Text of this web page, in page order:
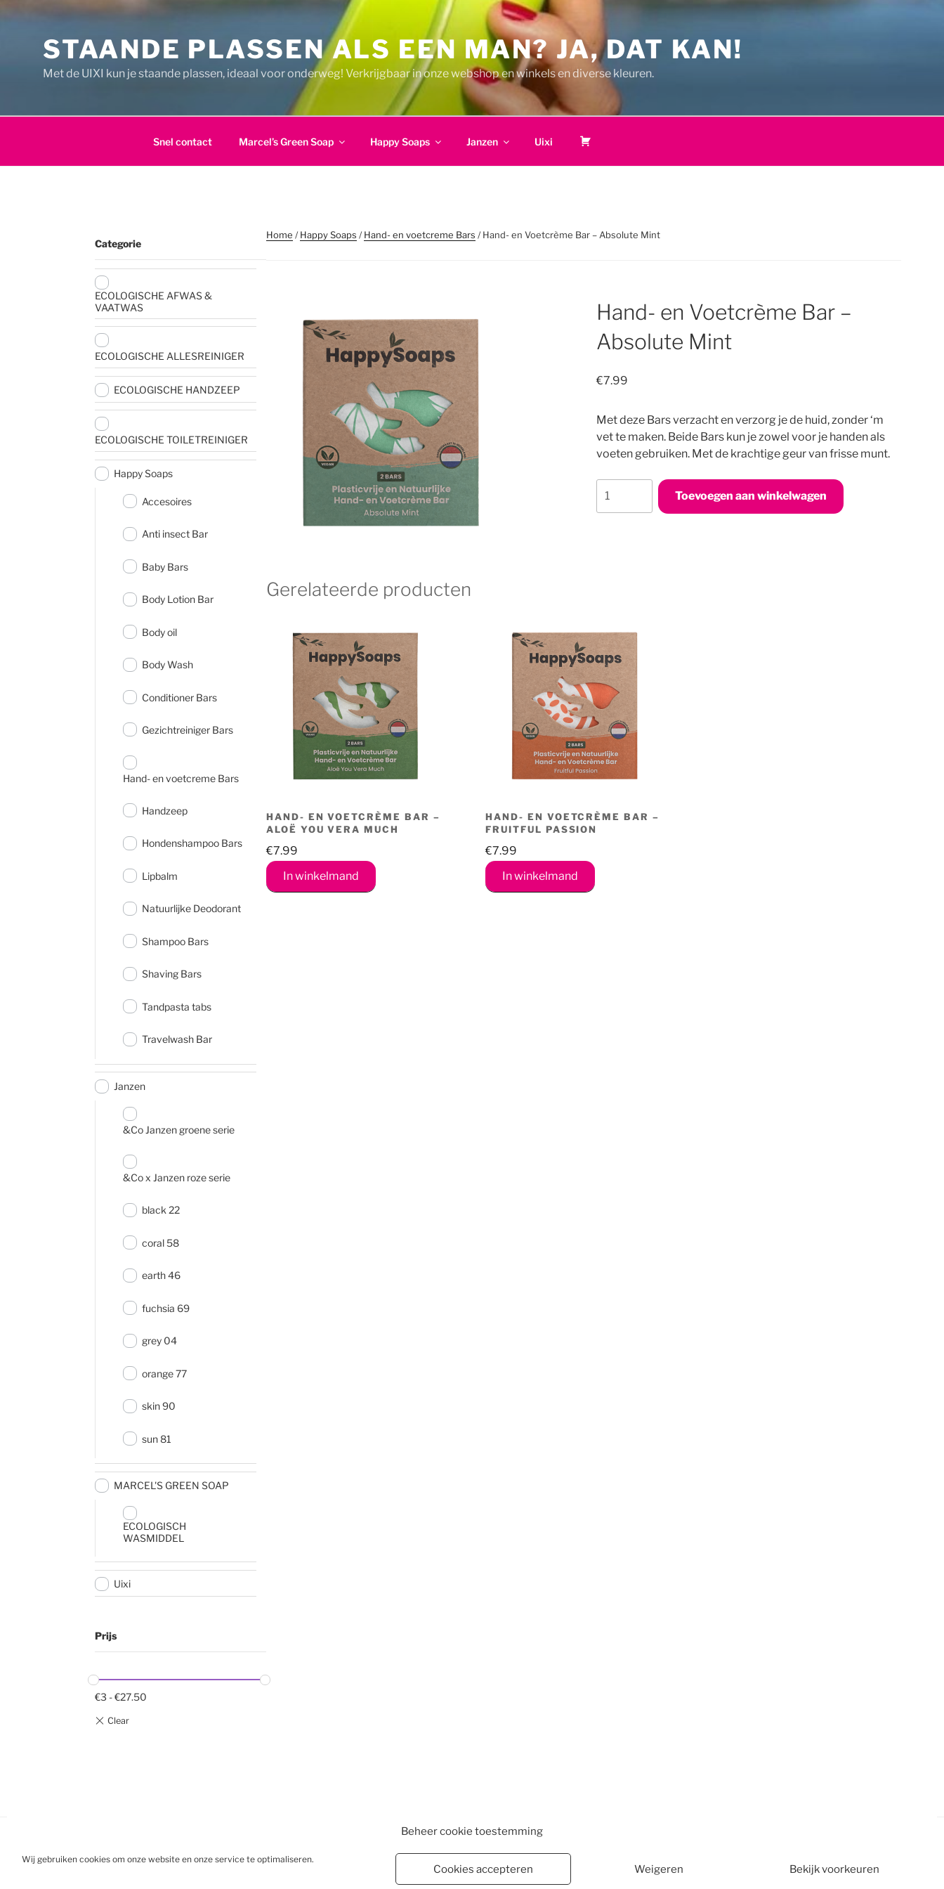
Beheer cookie toestemming
Wij gebruiken cookies om onze website en onze service te optimaliseren.
Cookies accepteren Weigeren Bekijk voorkeuren
STAANDE PLASSEN ALS EEN MAN? JA, DAT KAN!
Met de UIXI kun je staande plassen, ideaal voor onderweg! Verkrijgbaar in onze webshop en winkels en diverse kleuren.
Snel contact Marcel’s Green Soap Happy Soaps Janzen Uixi
W
Home /Happy Soaps /Hand- en voetcreme Bars / Hand- en Voetcrème Bar – Absolute Mint
Hand- en Voetcrème Bar –
Absolute Mint
€7.99
Met deze Bars verzacht en verzorg je de huid, zonder ‘m
vet te maken. Beide Bars kun je zowel voor je handen als
voeten gebruiken. Met de krachtige geur van frisse munt.
en
Toevoegen aan winkelwagen
Gerelateerde producten
HAND- EN VOETCRÈME BAR –
ALOË YOU VERA MUCH
€7.99
In winkelmand
HAND- EN VOETCRÈME BAR –
FRUITFUL PASSION
€7.99
In winkelmand
Categorie
ECOLOGISCHE AFWAS &
VAATWAS
ECOLOGISCHE ALLESREINIGER
ECOLOGISCHE HANDZEEP
ECOLOGISCHE TOILETREINIGER
Happy Soaps
Accesoires
Anti insect Bar
Baby Bars
Body Lotion Bar
Body oil
Body Wash
Conditioner Bars
Gezichtreiniger Bars
Hand- en voetcreme Bars
Handzeep
Hondenshampoo Bars
Lipbalm
Natuurlijke Deodorant
Shampoo Bars
Shaving Bars
Tandpasta tabs
Travelwash Bar
Janzen
&Co Janzen groene serie
&Co x Janzen roze serie
black 22
coral 58
earth 46
fuchsia 69
grey 04
orange 77
skin 90
sun 81
MARCEL'S GREEN SOAP
ECOLOGISCH
WASMIDDEL
Uixi
Prijs
€3 -€27.50
WINKELMAND VESTIGINGEN CONTACT 2026